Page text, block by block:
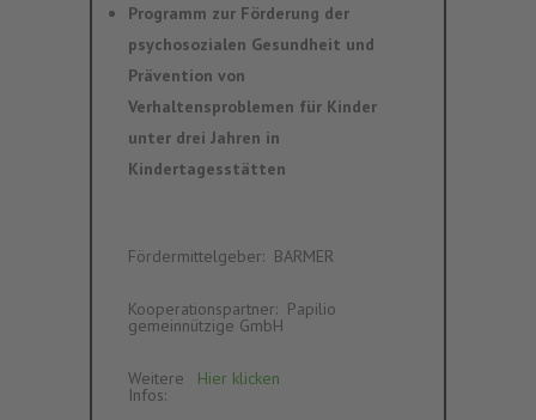
Programm zur Förderung der
psychosozialen Gesundheit und
Prävention von
Verhaltensproblemen für Kinder
unter drei Jahren in
Kindertagesstätten
Fördermittelgeber:‎ ‎ BARMER
Kooperationspartner:‎ ‎ Papilio
gemeinnützige GmbH
Weitere
Infos:‎ ‎
Hier klicken